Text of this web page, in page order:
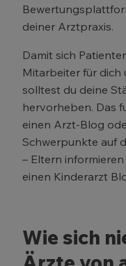
deiner Arztpraxis.
Damit sich
Mitarbeiter für dich
solltest du deine
hervorheben. Das
einen Arzt-Blog
Schwerpunkte auf
– Eltern
einen Kinderarzt
Wie sich